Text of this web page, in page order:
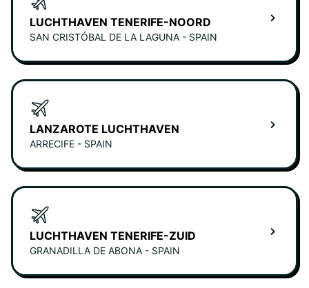
LUCHTHAVEN TENERIFE-NOORD
SAN CRISTÓBAL DE LA LAGUNA - SPAIN
LANZAROTE LUCHTHAVEN
ARRECIFE - SPAIN
LUCHTHAVEN TENERIFE-ZUID
GRANADILLA DE ABONA - SPAIN